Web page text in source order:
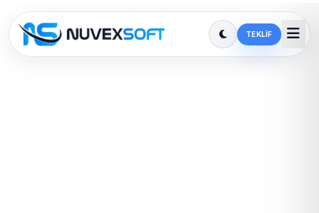
TEKLIF